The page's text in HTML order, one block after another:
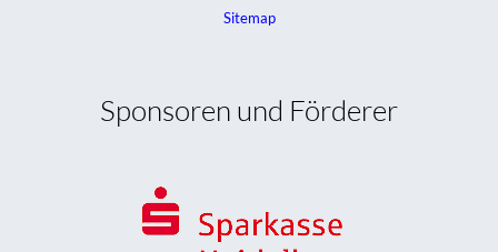
Sitemap
Sponsoren und Förderer